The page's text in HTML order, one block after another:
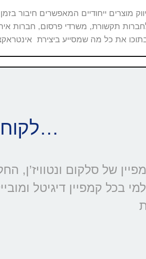
לקוחות אומרים עלינו…
בכל קמפיין דיגיטל